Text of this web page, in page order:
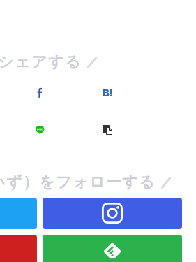
シェアする
ず）をフォローする